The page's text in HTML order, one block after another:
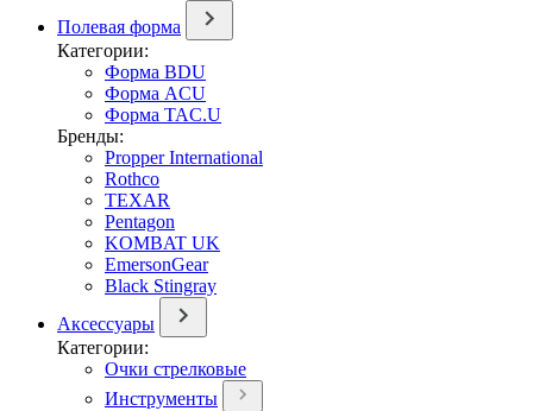
Полевая форма
Категории:
Форма BDU
Форма ACU
Форма TAC.U
Бренды:
Propper International
Rothco
TEXAR
Pentagon
KOMBAT UK
EmersonGear
Black Stingray
Аксессуары
Категории:
Очки стрелковые
Инструменты